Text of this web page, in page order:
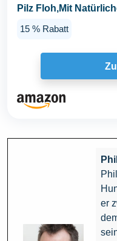
Pilz Floh,Mit
15 % Rabatt
er